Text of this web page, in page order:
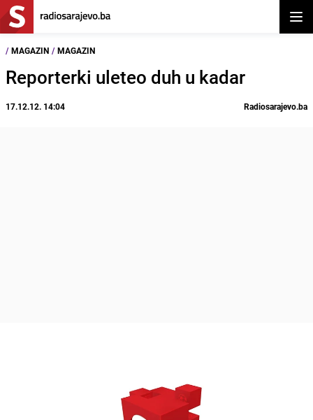
/ MAGAZIN / MAGAZIN
Reporterki uleteo duh u kadar
17.12.12. 14:04 Radiosarajevo.ba